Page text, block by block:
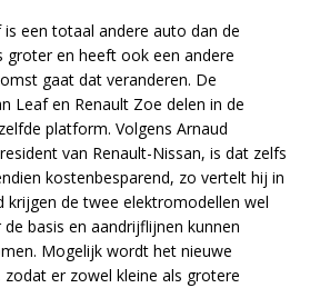
een totaal andere auto dan de
groter en heeft ook een andere
gaat dat veranderen. De
Leaf en Renault Zoe delen in de
platform. Volgens Arnaud
van Renault-Nissan, is dat zelfs
kostenbesparend, zo vertelt hij in
krijgen de twee elektromodellen wel
basis en aandrijflijnen kunnen
Mogelijk wordt het nieuwe
er zowel kleine als grotere